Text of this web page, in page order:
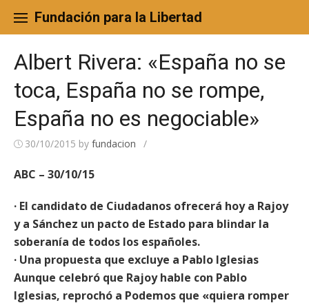
content
Fundación para la Libertad
Albert Rivera: «España no se
toca, España no se rompe,
España no es negociable»
30/10/2015 by fundacion /
ABC – 30/10/15
· El candidato de Ciudadanos ofrecerá hoy a Rajoy
y a Sánchez un pacto de Estado para blindar la
soberanía de todos los españoles.
· Una propuesta que excluye a Pablo Iglesias
Aunque celebró que Rajoy hable con Pablo
Iglesias, reprochó a Podemos que «quiera romper